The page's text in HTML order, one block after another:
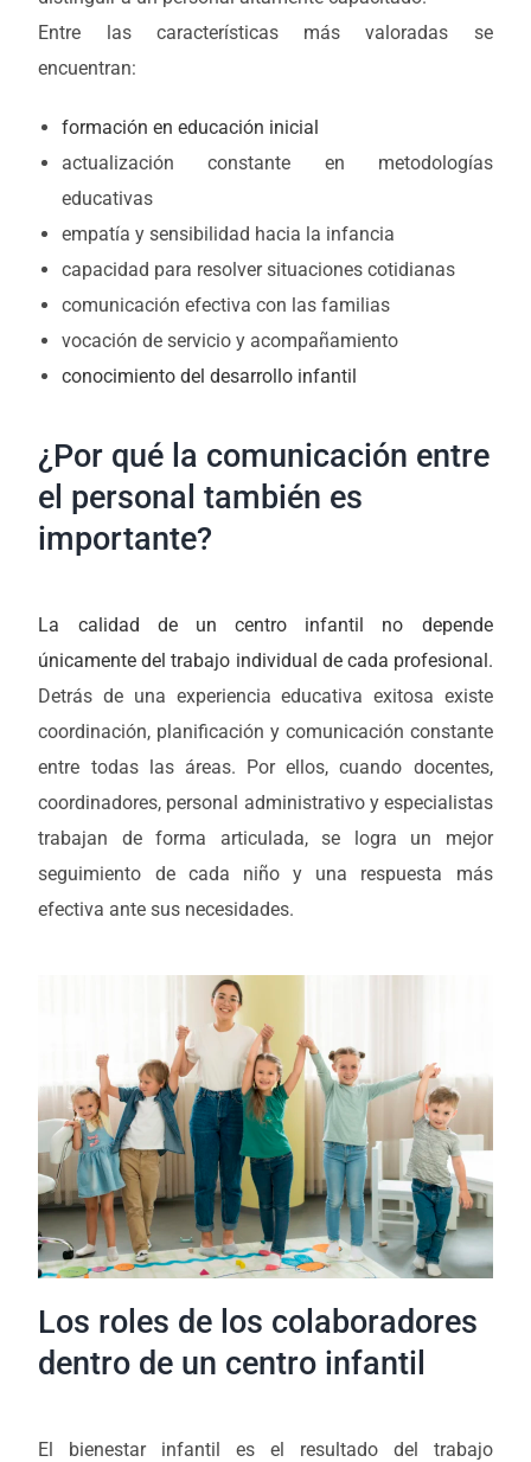
Entre las características más valoradas se
encuentran:
formación en educación inicial
actualización constante en metodologías
educativas
empatía y sensibilidad hacia la infancia
capacidad para resolver situaciones cotidianas
comunicación efectiva con las familias
vocación de servicio y acompañamiento
conocimiento del desarrollo infantil
¿Por qué la comunicación entre
el personal también es
importante?
La calidad de un centro infantil no depende
únicamente del trabajo individual de cada profesional.
Detrás de una experiencia educativa exitosa existe
coordinación, planificación y comunicación constante
entre todas las áreas. Por ellos, cuando docentes,
coordinadores, personal administrativo y especialistas
trabajan de forma articulada, se logra un mejor
seguimiento de cada niño y una respuesta más
efectiva ante sus necesidades.
Los roles de los colaboradores
dentro de un centro infantil
El bienestar infantil es el resultado del trabajo